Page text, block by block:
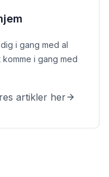
i gang med al
i gang med
artikler her